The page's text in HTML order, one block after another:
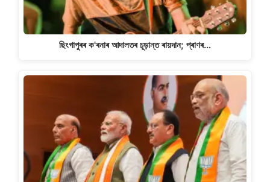
ছিংগাপুৰৰ ক'ৰনাৰ আদালতৰ চূড়ান্ত ৰায়দান; প্ৰাণৰ…